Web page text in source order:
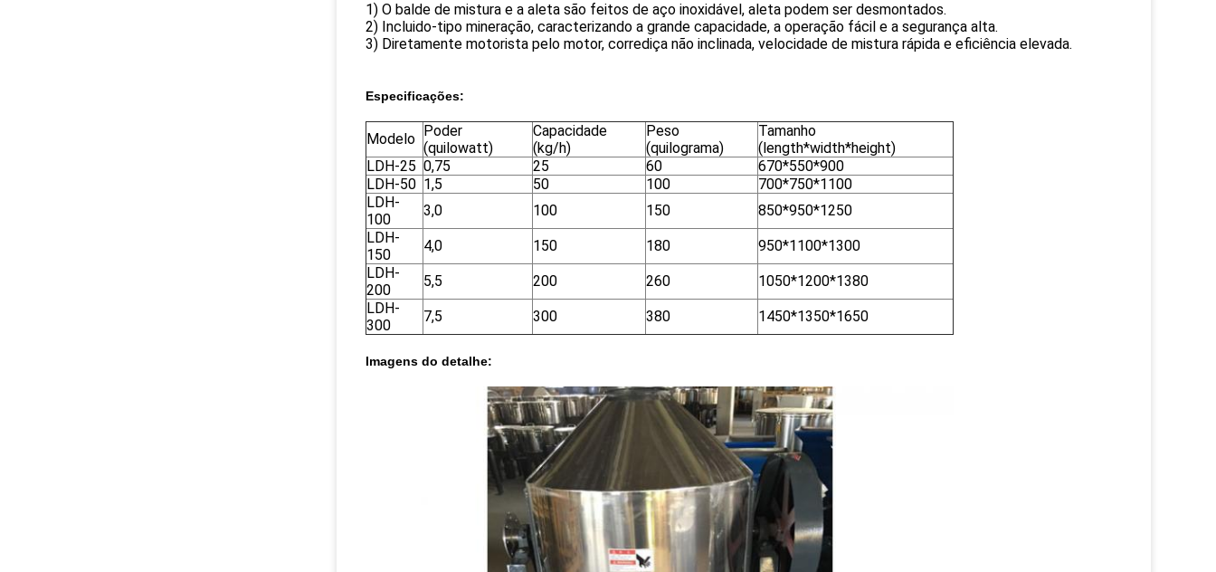
1) O balde de mistura e a aleta são feitos de aço inoxidável, aleta podem ser desmontados.
2) Incluido-tipo mineração, caracterizando a grande capacidade, a operação fácil e a segurança alta.
3) Diretamente motorista pelo motor, corrediça não inclinada, velocidade de mistura rápida e eficiência elevada.
Especificações:
Modelo Poder
(quilowatt)
Capacidade
(kg/h)
Peso
(quilograma)
Tamanho
(length*width*height)
LDH-25 0,75 25 60
670*550*900
LDH-50 1,5 50 100
700*750*1100
LDH-
100
3,0 100 150
850*950*1250
LDH-
150
4,0 150 180
950*1100*1300
LDH-
200
5,5 200 260
1050*1200*1380
LDH-
300
7,5 300 380 1450*1350*1650
Imagens do detalhe: